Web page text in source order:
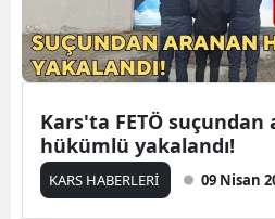
Kars'ta FETÖ suçundan
hükümlü yakalandı!
KARS HABERLERİ 09 Nisan